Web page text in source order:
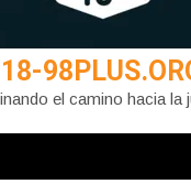
18-
el camino hacia la